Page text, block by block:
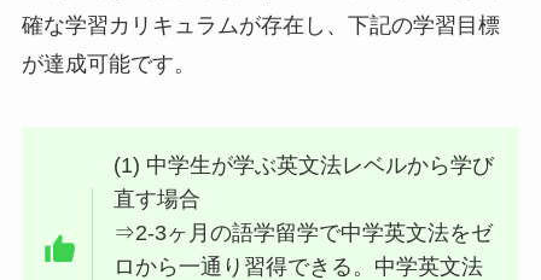
確な学習カリキュラムが存在し、下記の学習目標
が達成可能です。
(1) 中学生が学ぶ英文法レベルから学び
直す場合
⇒2-3ヶ月の語学留学で中学英文法をゼ
ロから一通り習得できる。中学英文法